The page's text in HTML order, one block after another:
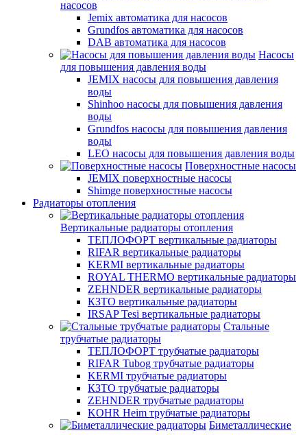
насосов
Jemix автоматика для насосов
Grundfos автоматика для насосов
DAB автоматика для насосов
Насосы
для повышения давления воды
JEMIX насосы для повышения давления
воды
Shinhoo насосы для повышения давления
воды
Grundfos насосы для повышения давления
воды
LEO насосы для повышения давления воды
Поверхностные насосы
JEMIX поверхностные насосы
Shimge поверхностные насосы
Радиаторы отопления
Вертикальные радиаторы отопления
ТЕПЛОФОРТ вертикальные радиаторы
RIFAR вертикальные радиаторы
KERMI вертикальные радиаторы
ROYAL THERMO вертикальные радиаторы
ZEHNDER вертикальные радиаторы
КЗТО вертикальные радиаторы
IRSAP Tesi вертикальные радиаторы
Стальные
трубчатые радиаторы
ТЕПЛОФОРТ трубчатые радиаторы
RIFAR Tubog трубчатые радиаторы
KERMI трубчатые радиаторы
КЗТО трубчатые радиаторы
ZEHNDER трубчатые радиаторы
KOHR Heim трубчатые радиаторы
Биметаллические